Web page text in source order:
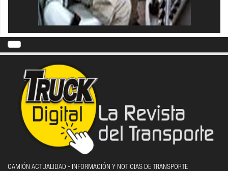
CAMIÓN ACTUALIDAD - INFORMACIÓN Y NOTICIAS DE TRANSPORTE